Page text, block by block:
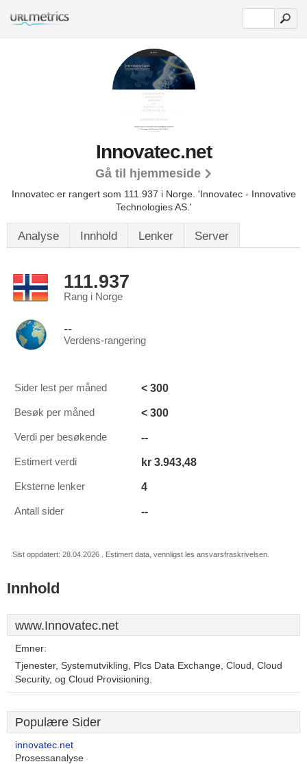
Innovatec.net
Gå til hjemmeside
Innovatec er rangert som 111.937 i Norge. 'Innovatec - Innovative
Technologies AS.'
Analyse Innhold Lenker Server
111.937
Rang i Norge
--
Verdens-rangering
Sider lest per måned < 300
Besøk per måned < 300
Verdi per besøkende --
Estimert verdi kr 3.943,48
Eksterne lenker 4
Antall sider --
Sist oppdatert: 28.04.2026 . Estimert data, vennligst les ansvarsfraskrivelsen.
Innhold
www.Innovatec.net
Emner:
Tjenester, Systemutvikling, Plcs Data Exchange, Cloud, Cloud
Security, og Cloud Provisioning.
Populære Sider
innovatec.net
Prosessanalyse